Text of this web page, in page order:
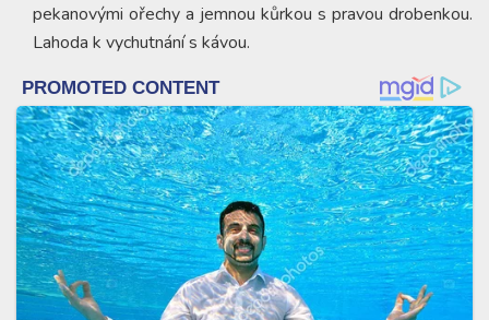
pekanovými ořechy a jemnou kůrkou s pravou drobenkou.
Lahoda k vychutnání s kávou.